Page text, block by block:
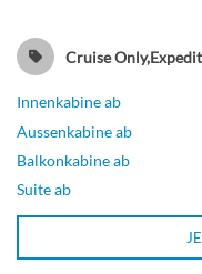
Cruise
Innenkabine ab
Aussenkabine ab
Balkonkabine ab
Suite ab